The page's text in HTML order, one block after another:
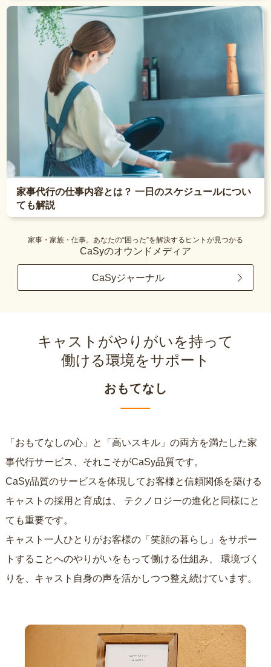
家事代行の仕事内容とは？ 一日のスケジュールについ
ても解説
家事・家族・仕事。あなたの“困った”を解決するヒントが見つかる
CaSyのオウンドメディア
CaSyジャーナル
キャストがやりがいを持って
働ける環境をサポート
おもてなし
「おもてなしの心」と「高いスキル」の両方を満たした家
事代行サービス、それこそがCaSy品質です。
CaSy品質のサービスを体現してお客様と信頼関係を築ける
キャストの採用と育成は、
ても重要です。
キャスト一人ひとりがお客様の「笑顔の暮らし」をサポー
トすることへのやりがいをもって働ける仕組み、
りを、キャスト自身の声を活かしつつ整え続けています。